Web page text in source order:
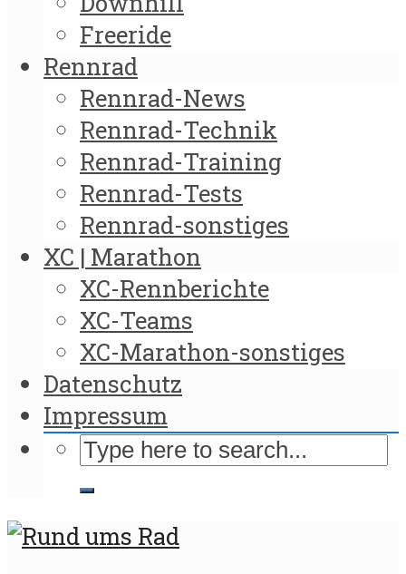
Freeride
Rennrad
Rennrad-News
Rennrad-Technik
Rennrad-Training
Rennrad-Tests
Rennrad-sonstiges
XC | Marathon
XC-Rennberichte
XC-Teams
XC-Marathon-sonstiges
Datenschutz
Impressum